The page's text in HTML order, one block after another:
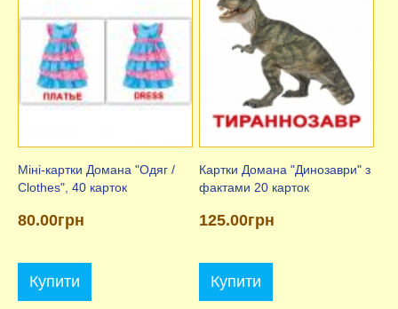
Міні-картки Домана "Одяг /
Clothes", 40 карток
80.00грн
Купити
Картки Домана "Динозаври" з
фактами 20 карток
125.00грн
Купити